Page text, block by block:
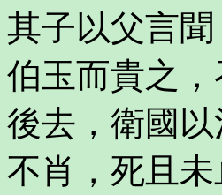
其子以父言
伯玉而貴之
後去，衛國
不肖，死且